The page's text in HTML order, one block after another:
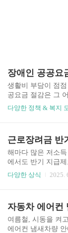
장애인 공공요
생활비 부담이 점
공요금 절감은 그
공공기관은 장애인
어디서 어떻게 신
한지 막막하게 느
애인 공공요금 할
✅혜택 금액✅자주
드립니다. ✅ 장애
진 기준에 따라 요
입니다.📌 복지카
다양한 정책 & 복지
근로장려금 반
해마다 많은 저소
에서도 반기 지급
6월입니다. 왜냐하
반기 지급제도란?
현금을 지원해주는
19년부터는 소득
다양한 상식 2025.
자동차 에어컨
여름철, 시동을 켜
에어컨 냄새차량